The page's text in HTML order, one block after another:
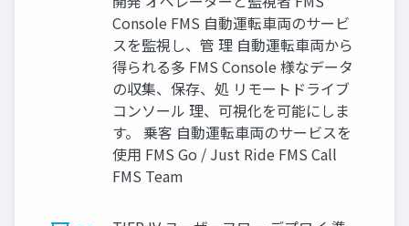
Console FMS 自動運転車両のサービ
スを監視し、管 理 自動運転車両から
得られる多 FMS Console 様なデータ
の収集、保存、処 リモートドライブ
コンソール 理、可視化を可能にしま
す。 乗客 自動運転車両のサービスを
使用 FMS Go / Just Ride FMS Call
FMS Team